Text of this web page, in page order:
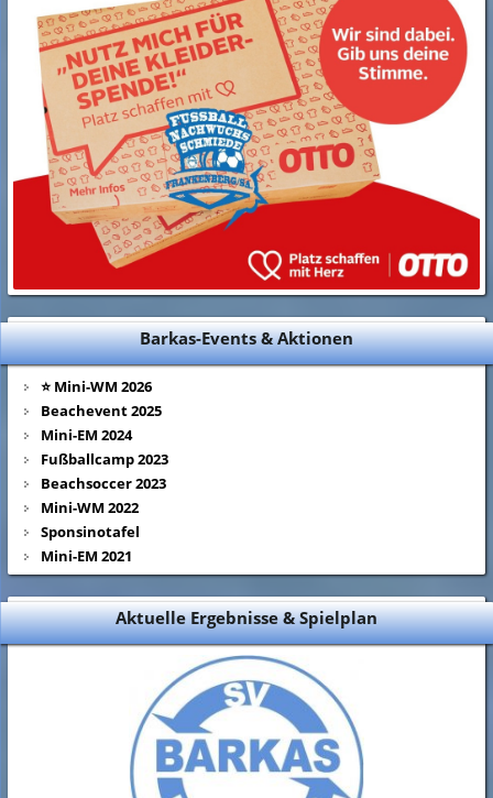
Barkas-Events & Aktionen
⭐ Mini-WM 2026
Beachevent 2025
Mini-EM 2024
Fußballcamp 2023
Beachsoccer 2023
Mini-WM 2022
Sponsinotafel
Mini-EM 2021
Aktuelle Ergebnisse & Spielplan